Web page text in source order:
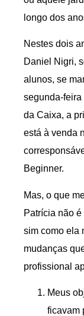
longo dos
Nestes dois
Daniel Nigri,
alunos, se
segunda-
da Caixa, a
está à venda
Beginner.
Mas, o que
Patrícia não
sim como ela
mudanças
profissional
Meus
ficavam